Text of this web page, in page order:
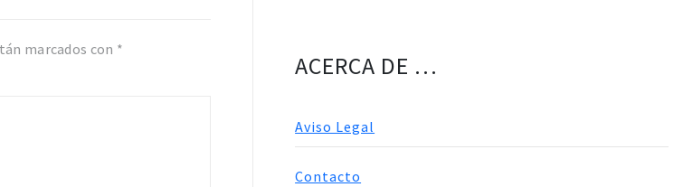
marcados con *
ACERCA DE …
Aviso Legal
Contacto